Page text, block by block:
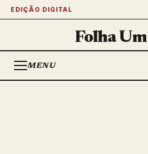
EDIÇÃO DIGITAL
Folha Um
MENU